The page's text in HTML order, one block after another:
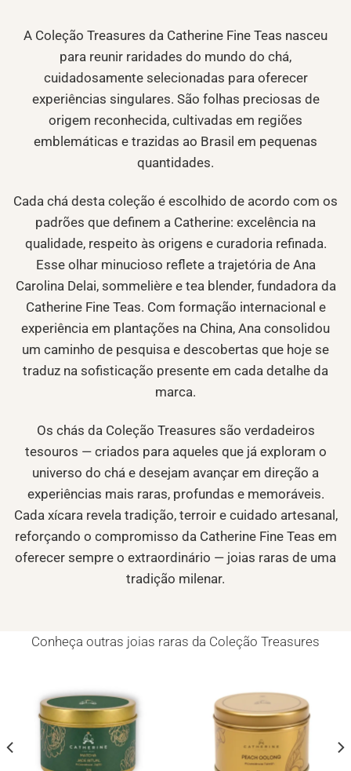
A Coleção Treasures da Catherine Fine Teas nasceu
para reunir raridades do mundo do chá,
cuidadosamente selecionadas para oferecer
experiências singulares. São folhas preciosas de
origem reconhecida, cultivadas em regiões
emblemáticas e trazidas ao Brasil em pequenas
quantidades.
Cada chá desta coleção é escolhido de acordo com os
padrões que definem a Catherine: excelência na
qualidade, respeito às origens e curadoria refinada.
Esse olhar minucioso reflete a trajetória de Ana
Carolina Delai, sommelière e tea blender, fundadora da
Catherine Fine Teas. Com formação internacional e
experiência em plantações na China, Ana consolidou
um caminho de pesquisa e descobertas que hoje se
traduz na sofisticação presente em cada detalhe da
marca.
Os chás da Coleção Treasures são verdadeiros
tesouros — criados para aqueles que já exploram o
universo do chá e desejam avançar em direção a
experiências mais raras, profundas e memoráveis.
Cada xícara revela tradição, terroir e cuidado artesanal,
reforçando o compromisso da Catherine Fine Teas em
oferecer sempre o extraordinário — joias raras de uma
tradição milenar.
Conheça outras joias raras da Coleção Treasures